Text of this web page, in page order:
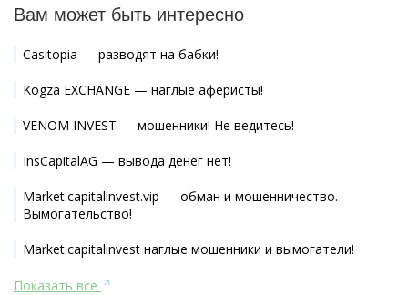
Вам может быть интересно
Casitopia — разводят на бабки!
Kogza EXCHANGE — наглые аферисты!
VENOM INVEST — мошенники! Не ведитесь!
InsCapitalAG — вывода денег нет!
Market.capitalinvest.vip — обман и мошенничество.
Вымогательство!
Market.capitalinvest наглые мошенники и вымогатели!
Показать все